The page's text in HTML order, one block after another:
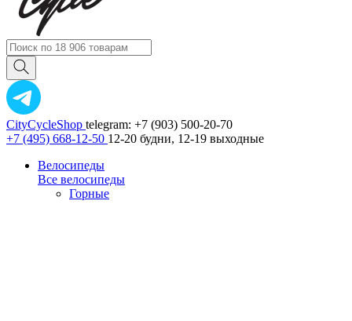
CityCycleShop telegram: +7 (903) 500-20-70
+7 (495) 668-12-50 12-20 будни, 12-19 выходные
Велосипеды
Все велосипеды
Горные